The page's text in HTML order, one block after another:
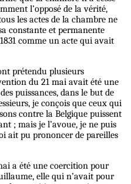
l’opposé de la vérité,
les actes de la chambre ne
constante et permanente
comme un acte qui avait
prétendu plusieurs
du 21 mai avait été une
puissances, dans le but de
je conçois que ceux qui
contre la Belgique puissent
; mais je l’avoue, je ne puis
ait pu prononcer de pareilles
a été une coercition pour
elle qui n’avait pour